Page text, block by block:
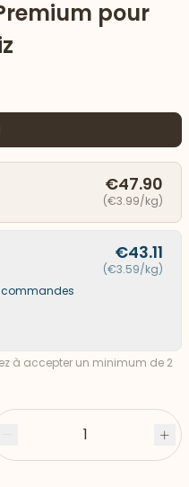
pour
€47.90
(€3.99/kg)
€43.11
(€3.59/kg)
commandes
à accepter un minimum de 2
Moins 1